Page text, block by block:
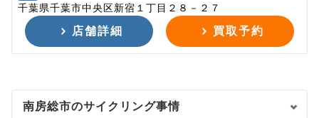
千葉県千葉市中央区新宿１丁目２８－２７
店舗詳細 買取予約
南房総市のサイクリング事情